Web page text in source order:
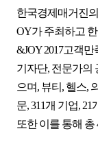
한국경제매거진
OY가 주최하고
&JOY 2017고객
기자단, 전문가의
으며, 뷰티, 헬스,
문, 311개 기업,
또한 이를 통해 총